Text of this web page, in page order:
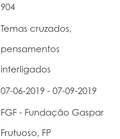
904
Temas cruzados,
pensamentos
interligados
07-06-2019 - 07-09-2019
FGF - Fundação Gaspar
Frutuoso, FP